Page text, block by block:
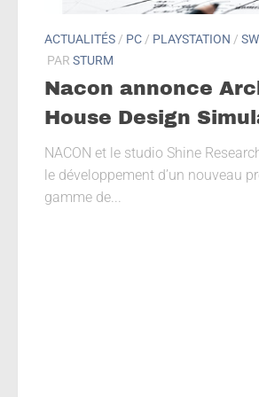
ACTUALITÉS / PC / PLAYSTATION /
PAR STURM
Nacon annonce
House Design
NACON et le studio Shine
le développement d’un nouveau
gamme de...